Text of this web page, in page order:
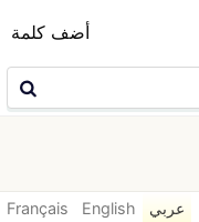
أضف كلمة
عربي English
Français